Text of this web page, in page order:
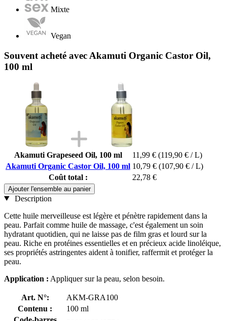
Mixte
Vegan
Souvent acheté avec Akamuti Organic Castor Oil,
100 ml
Akamuti Grapeseed Oil, 100 ml 11,99 € (119,90 € / L)
Akamuti Organic Castor Oil, 100 ml 10,79 € (107,90 € / L)
Coût total :
22,78 €
Ajouter l'ensemble au panier
Description
Cette huile merveilleuse est légère et pénètre rapidement dans la
peau. Parfait comme huile de massage, c'est également un soin
hydratant quotidien, qui ne laisse pas de film gras et lourd sur la
peau. Riche en protéines essentielles et en précieux acide linoléique,
ses propriétés astringentes aident à tonifier, raffermit et protéger la
peau.
Application : Appliquer sur la peau, selon besoin.
Art. N°:
AKM-GRA100
Contenu :
100 ml